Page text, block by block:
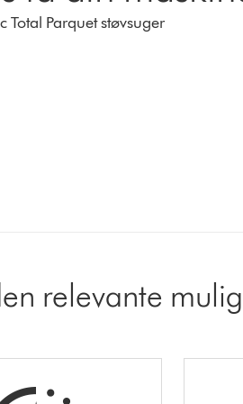
Total Parquet støvsuger
relevante